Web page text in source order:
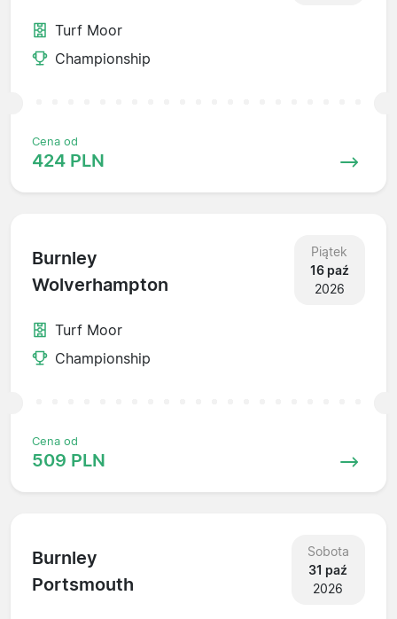
Turf Moor
Championship
Cena od
424 PLN
Burnley
Wolverhampton
Piątek
16 paź
2026
Turf Moor
Championship
Cena od
509 PLN
Burnley
Portsmouth
Sobota
31 paź
2026